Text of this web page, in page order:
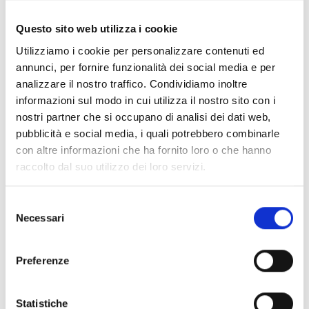
Questo sito web utilizza i cookie
Utilizziamo i cookie per personalizzare contenuti ed
annunci, per fornire funzionalità dei social media e per
analizzare il nostro traffico. Condividiamo inoltre
informazioni sul modo in cui utilizza il nostro sito con i
nostri partner che si occupano di analisi dei dati web,
pubblicità e social media, i quali potrebbero combinarle
con altre informazioni che ha fornito loro o che hanno
raccolto dal suo utilizzo dei loro servizi.
delNecessari
Preferenze
Statistiche
Riferimenti normativi
Art 37 comma 1 lettera a D.lgs 81/08
Accordo Stato regioni del 17/4/2025 parte
2, punto 2.1
Conservazione dei dati
Tutti i documenti del corso, programma,
registro con firme dei partecipanti, lezioni,
dell’Attestato saranno conservati, nei
srl che ha organizzato il corso.
Requisiti piattaforma e-learning Lisa